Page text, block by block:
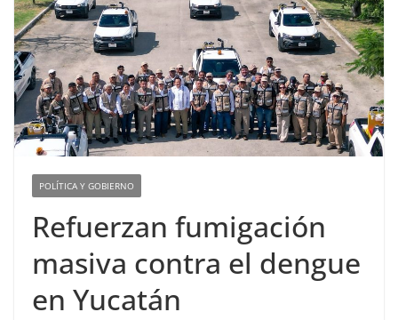
POLÍTICA Y GOBIERNO
Refuerzan fumigación
masiva contra el dengue
en Yucatán